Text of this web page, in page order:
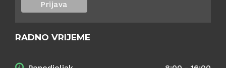
RADNO VRIJEME